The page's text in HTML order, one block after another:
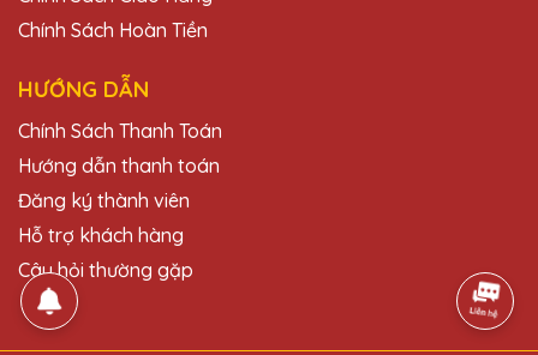
Chính Sách Hoàn Tiền
HƯỚNG DẪN
Chính Sách Thanh Toán
Hướng dẫn thanh toán
Đăng ký thành viên
Hỗ trợ khách hàng
Câu hỏi thường gặp